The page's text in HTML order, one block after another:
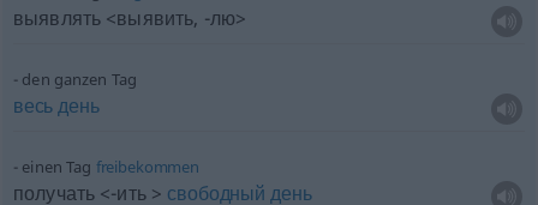
выявлять <выявить, -лю>
den ganzen Tag
весь день
einen Tag freibekommen
получать <-ить > свободный день